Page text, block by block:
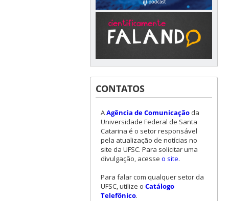
CONTATOS
AAgência de Comunicaçãoda
Universidade Federal de Santa
Catarina é o setor responsável
pela atualização de notícias no
site da UFSC. Para solicitar uma
divulgação, acesse o site.
Para falar com qualquer setor da
UFSC, utilize o Catálogo
Telefônico.